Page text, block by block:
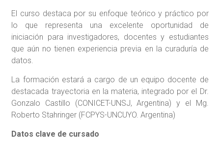
El curso destaca por su enfoque teórico y práctico por
lo que representa una excelente oportunidad de
iniciación para investigadores, docentes y estudiantes
que aún no tienen experiencia previa en la curaduría de
datos.
La formación estará a cargo de un equipo docente de
destacada trayectoria en la materia, integrado por el Dr.
Gonzalo Castillo (CONICET-UNSJ, Argentina) y el Mg.
Roberto Stahringer (FCPYS-UNCUYO. Argentina)
Datos clave de cursado